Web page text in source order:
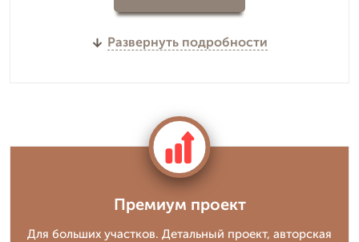
Развернуть подробности
Премиум проект
Для больших участков. Детальный проект, авторская